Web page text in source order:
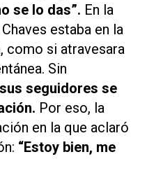
se lo das”. En la
estaba en la
como si atravesara
Sin
seguidores se
Por eso, la
en la que aclaró
“Estoy bien, me